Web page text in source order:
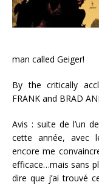
man called Geiger!
By the critically
FRANK and BRAD
Avis : suite de l’un
cette année, avec
encore me
efficace…mais sans
dire que j’ai trouvé